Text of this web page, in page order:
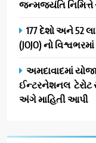
જન્મજયંતિ
177 દેશો અને 52
(JOJO) નો
અમદાવાદમાં
ઈન્ટરનેશનલ ટેરોટ
અંગે માહિતી આપી